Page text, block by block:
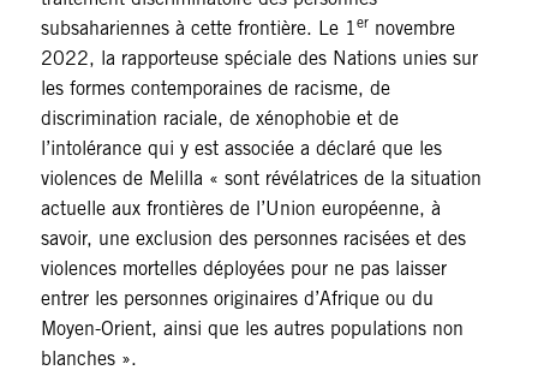
subsahariennes à cette frontière. Le 1er novembre
2022, la rapporteuse spéciale des Nations unies sur
les formes contemporaines de racisme, de
discrimination raciale, de xénophobie et de
l’intolérance qui y est associée a déclaré que les
violences de Melilla « sont révélatrices de la situation
actuelle aux frontières de l’Union européenne, à
savoir, une exclusion des personnes racisées et des
violences mortelles déployées pour ne pas laisser
entrer les personnes originaires d’Afrique ou du
Moyen-Orient, ainsi que les autres populations non
blanches ».